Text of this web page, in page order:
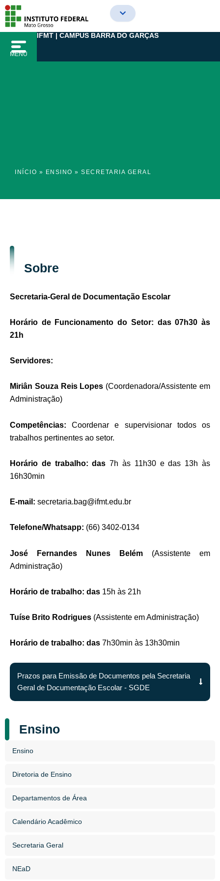
para
conteúdo
MENU
IFMT | CAMPUS BARRA DO GARÇAS
INÍCIO » ENSINO » SECRETARIA GERAL
Sobre
Secretaria-Geral de Documentação Escolar
Horário de Funcionamento do Setor: das07h30 às
21h
Servidores:
Miriân Souza Reis Lopes (Coordenadora/Assistente em
Administração)
Competências:Coordenar e supervisionar todos os
trabalhos pertinentes ao setor.
Horário de trabalho:das 7h às 11h30e das 13h às
16h30min
E-mail: secretaria.bag@ifmt.edu.br
Telefone/Whatsapp: (66) 3402-0134
José Fernandes Nunes Belém (Assistente em
Administração)
Horário de trabalho: das 15h às 21h
Tuíse Brito Rodrigues (Assistente em Administração)
Horário de trabalho: das 7h30min às 13h30min
Prazos para Emissão de Documentos pela Secretaria
Geral de Documentação Escolar - SGDE
Ensino
Ensino
Diretoria de Ensino
Departamentos de Área
Calendário Acadêmico
Secretaria Geral
NEaD